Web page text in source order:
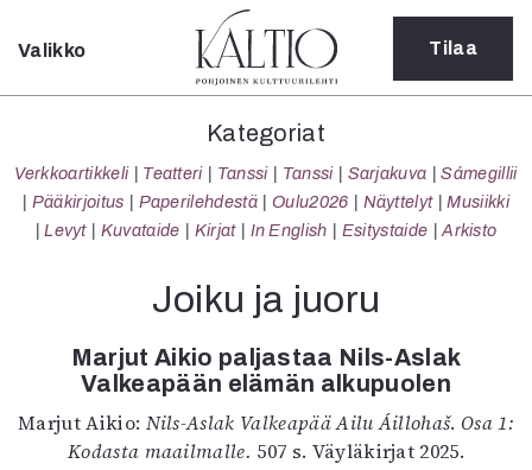
Sulje
Kategoriat
Verkkoartikkeli
Teatteri
Tanssi
Sarjakuva
Sámegillii
Pääkirjoitus
Paperilehdestä
Oulu2026
Näyttelyt
Musiikki
Valikko Tilaa
Kategoriat
Verkkoartikkeli Teatteri Tanssi Tanssi Sarjakuva
Sámegillii
Pääkirjoitus
Paperilehdestä Oulu2026 Näyttelyt
Musiikki
Levyt
Kuvataide Kirjat In English Esitystaide Arkisto
Joiku ja juoru
Marjut Aikio paljastaa Nils-Aslak
Valkeapään elämän alkupuolen
Marjut Aikio: Nils-Aslak Valkeapää Ailu Áillohaš. Osa 1:
Kodasta maailmalle. 507 s. Väyläkirjat 2025.